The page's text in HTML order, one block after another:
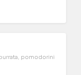
pomodorini